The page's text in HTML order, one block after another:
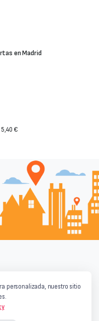
en Madrid
5,40 €
personalizada, nuestro sitio